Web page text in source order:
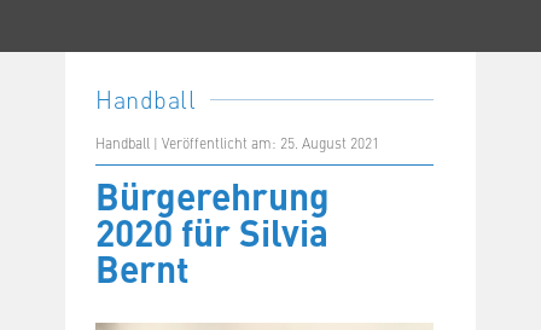
Handball
Handball | Veröffentlicht am: 25. August 2021
Bürgerehrung
2020 für Silvia
Bernt